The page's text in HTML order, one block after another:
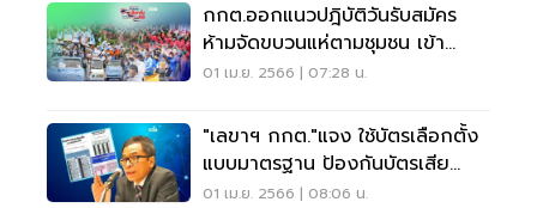
กกต.ออกแนวปฎิบัติวันรับสมัคร
ห้ามจัดขบวนแห่ตามชุมชน เข้า
ข่ายงานรื่นเริง
01 เม.ย. 2566 | 07:28 น.
"เลขาฯ กกต."แจง ใช้บัตรเลือกตั้ง
แบบมาตรฐาน ป้องกันบัตรเสีย
ประหยัดงบ
01 เม.ย. 2566 | 08:06 น.